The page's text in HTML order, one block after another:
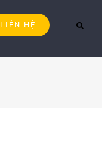
LIÊN HỆ